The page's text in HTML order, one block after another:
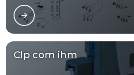
Clp com ihm